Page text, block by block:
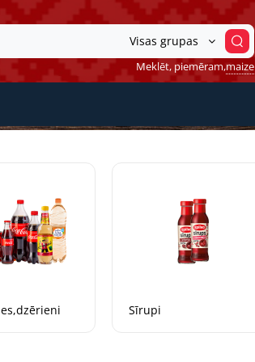
Visas grupas
Meklēt, piemēram,maize
Sīrupi